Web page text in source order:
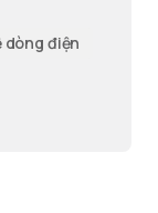
dòng điện